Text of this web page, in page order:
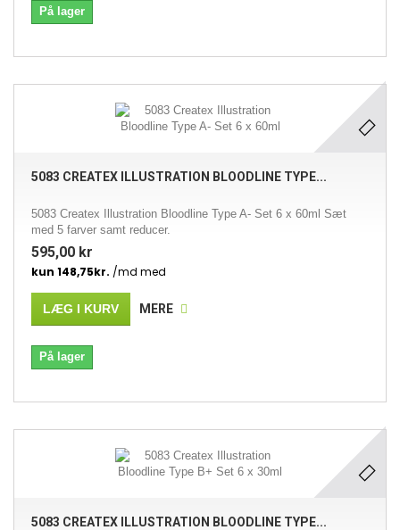
På lager
5083 CREATEX ILLUSTRATION BLOODLINE TYPE...
5083 Createx Illustration Bloodline Type A- Set 6 x 60ml Sæt
med 5 farver samt reducer.
595,00 kr
LÆG I KURV MERE
På lager
5083 CREATEX ILLUSTRATION BLOODLINE TYPE...